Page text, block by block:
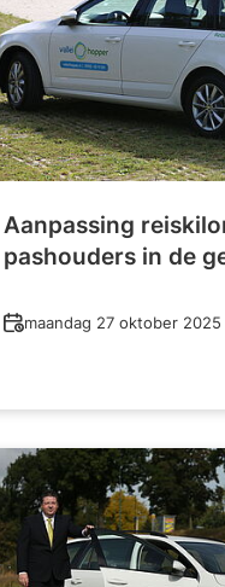
Aanpassing
pashouders in de
Datum
maandag 27 oktober 2025